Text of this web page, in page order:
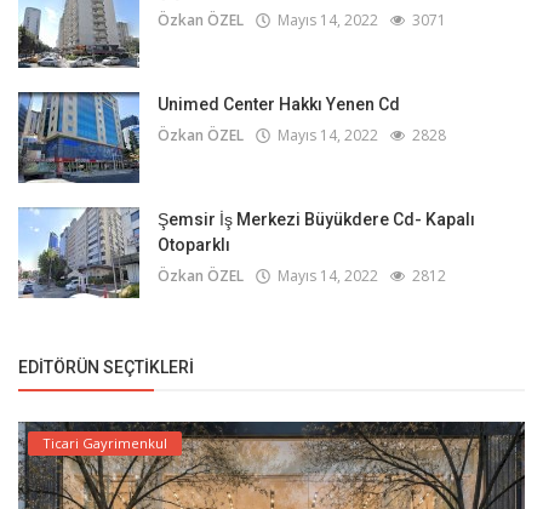
Özkan ÖZEL Mayıs 14, 2022 3071
Unimed Center Hakkı Yenen Cd
Özkan ÖZEL Mayıs 14, 2022 2828
Şemsir İş Merkezi Büyükdere Cd- Kapalı
Otoparklı
Özkan ÖZEL Mayıs 14, 2022 2812
EDITÖRÜN SEÇTIKLERI
Ticari Gayrimenkul